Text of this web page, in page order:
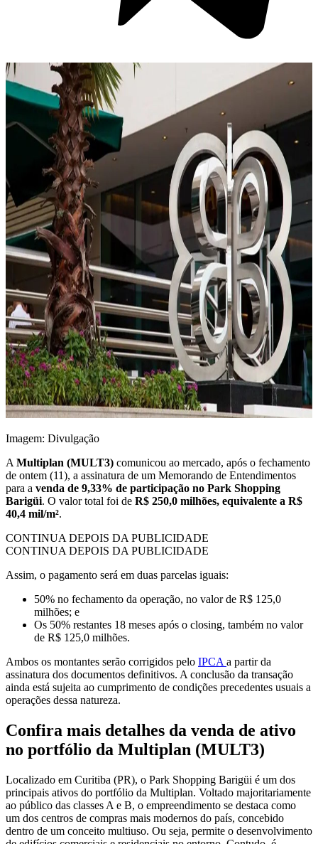
Imagem: Divulgação
A Multiplan (MULT3) comunicou ao mercado, após o fechamento
de ontem (11), a assinatura de um Memorando de Entendimentos
para a venda de 9,33% de participação no Park Shopping
Barigüi. O valortotal foi de R$ 250,0 milhões, equivalente a R$
40,4 mil/m².
CONTINUA DEPOIS DA PUBLICIDADE
CONTINUA DEPOIS DA PUBLICIDADE
Assim, o pagamento será em duas parcelas iguais:
50% no fechamento da operação, no valor de R$ 125,0
milhões; e
Os 50% restantes 18 meses após o closing, também no valor
de R$ 125,0 milhões.
Ambos os montantes serão corrigidos pelo IPCA a partir da
assinatura dos documentos definitivos. A conclusão da transação
ainda está sujeita ao cumprimento de condições precedentes usuais a
operações dessa natureza.
Confira mais detalhes da venda de ativo
no portfólio da Multiplan (MULT3)
Localizado em Curitiba (PR), o Park Shopping Barigüi é um dos
principais ativos do portfólio da Multiplan. Voltado majoritariamente
ao público das classes A e B, o empreendimento se destaca como
um dos centros de compras mais modernos do país, concebido
dentro de um conceito multiuso. Ou seja, permite o desenvolvimento